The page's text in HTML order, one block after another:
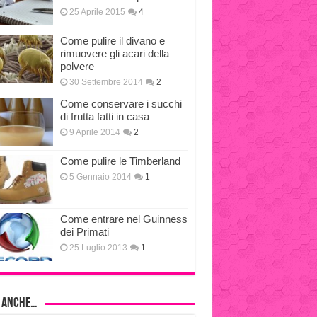
25 Aprile 2015 4
Come pulire il divano e
rimuovere gli acari della
polvere
30 Settembre 2014 2
Come conservare i succhi
di frutta fatti in casa
9 Aprile 2014 2
Come pulire le Timberland
5 Gennaio 2014 1
Come entrare nel Guinness
dei Primati
25 Luglio 2013 1
anche…